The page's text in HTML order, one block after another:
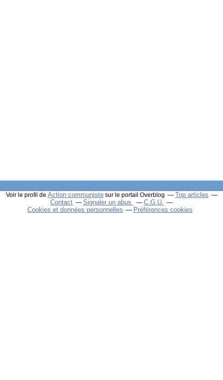
Voir le profil de Action communistesur le portail Overblog
Top articles
Contact
Signaler un abus
C.G.U.
Cookies et données personnelles
Préférences cookies